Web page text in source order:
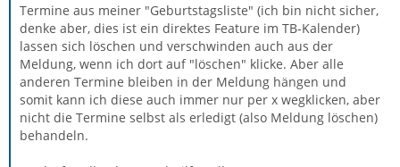
Termine aus meiner "Geburtstagsliste" (ich bin nicht sicher,
denke aber, dies ist ein direktes Feature im TB-Kalender)
lassen sich löschen und verschwinden auch aus der
Meldung, wenn ich dort auf "löschen" klicke. Aber alle
anderen Termine bleiben in der Meldung hängen und
somit kann ich diese auch immer nur per x wegklicken, aber
nicht die Termine selbst als erledigt (also Meldung löschen)
behandeln.